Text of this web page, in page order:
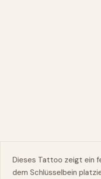
Dieses Tattoo zeigt ein
dem Schlüsselbein